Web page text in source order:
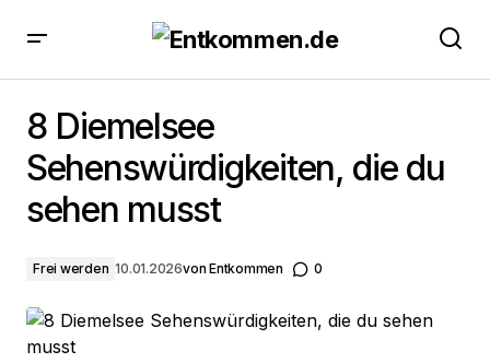
musst
8 Diemelsee
Sehenswürdigkeiten, die du
sehen musst
Frei werden 10.01.2026von Entkommen 0